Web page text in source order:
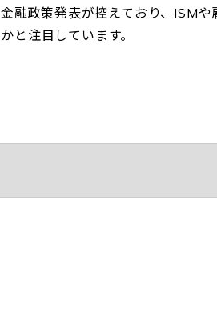
融政策発表が控えており、ISM
と注目しています。